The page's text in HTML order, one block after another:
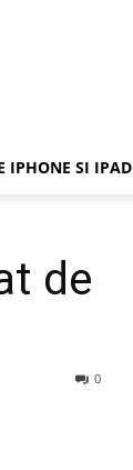
IPHONE SI IPAD
de
0